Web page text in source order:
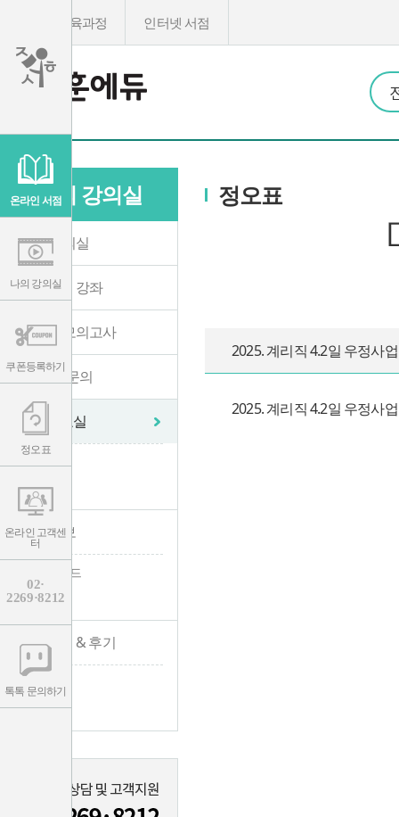
온라인 서점
나의 강의실
쿠폰등록하기
정오표
온라인 고객센
터
02·
2269·8212
톡톡 문의하기
온라인교육과정 인터넷 서점
인
나의 강의실
나의 강의실
수강중인 강좌
온라인 모의고사
1:1 학습문의
학습자료실
- 자료실
- 정오표
수험 정보
- 수험가이드
- 채용공고
합격수기 & 후기
- 합격수기
- 수강후기
정오표
2025. 계리직 4.2일 우정사
2025. 계리직 4.2일 우정사